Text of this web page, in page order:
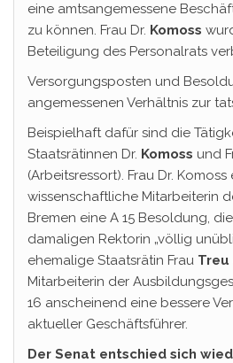
eine amtsangemessene
zu können. Frau Dr. Komoss
Beteiligung des Personalrats
Versorgungsposten und
angemessenen Verhältnis zur
Beispielhaft dafür sind die
Staatsrätinnen Dr. Komoss und
(Arbeitsressort). Frau Dr.
wissenschaftliche Mitarbeiterin
Bremen eine A 15 Besoldung,
damaligen Rektorin „völlig
ehemalige Staatsrätin Frau Treu
Mitarbeiterin der
16 anscheinend eine bessere
aktueller Geschäftsführer.
Der Senat entschied sich